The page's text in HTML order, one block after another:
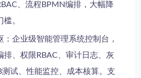
、流程BPMN编排，大幅降
。
：企业级智能管理系统控制台，
排、权限RBAC、审计日志、灰
试、性能监控、成本核算。支